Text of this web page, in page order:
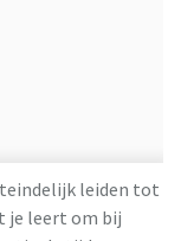
leiden tot
je leert om bij